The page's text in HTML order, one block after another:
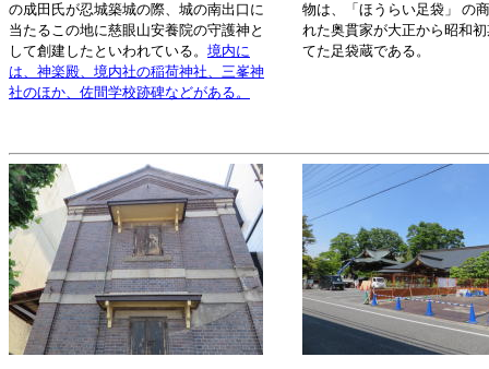
の成田氏が忍城築城の際、城の南出口に
当たるこの地に慈眼山安養院の守護神と
して創建したといわれている。 境内に
は、神楽殿、境内社の稲荷神社、三峯神
社のほか、佐間学校跡碑などがある。
物は、「ほうらい足袋」 の
れた奥貫家が大正から昭和
てた足袋蔵である。